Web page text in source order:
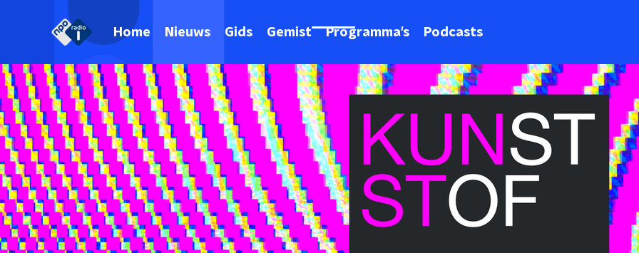
Home Nieuws Gids Gemist Programma's Podcasts